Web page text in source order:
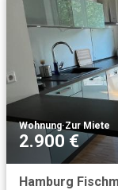
Wohnung·Zur Miete
2.900 €